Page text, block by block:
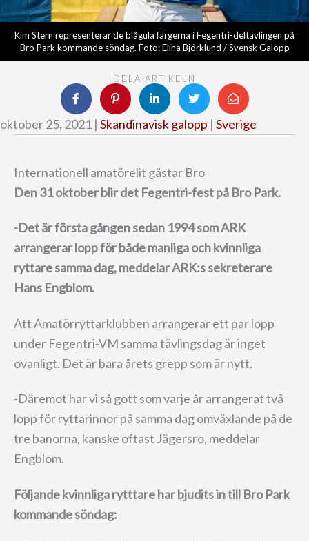
Kim Stern representerar de blågula färgerna i Fegentri-deltävlingen på
Bro Park kommande söndag. Foto: Elina Björklund / Svensk Galopp
DELA ARTIKELN
oktober 25, 2021 | Skandinavisk galopp | Sverige
Internationell amatörelit gästar Bro
Den 31 oktober blir det Fegentri-fest på Bro Park.
-Det är första gången sedan 1994 som ARK
arrangerar lopp för både manliga och kvinnliga
ryttare samma dag, meddelar ARK:s sekreterare
Hans Engblom.
Att Amatörryttarklubben arrangerar ett par lopp
under Fegentri-VM samma tävlingsdag är inget
ovanligt. Det är bara årets grepp som är nytt.
-Däremot har vi så gott som varje år arrangerat två
lopp för ryttarinnor på samma dag omväxlande på de
tre banorna, kanske oftast Jägersro, meddelar
Engblom.
Följande kvinnliga rytttare har bjudits in till Bro Park
kommande söndag: